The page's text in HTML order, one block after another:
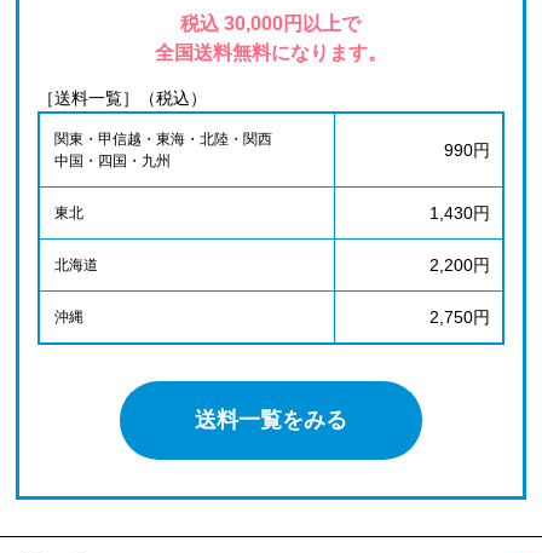
税込 30,000円以上で
全国送料無料になります。
［送料一覧］（税込）
関東・甲信越・東海・北陸・関西
中国・四国・九州
990円
東北 1,430円
北海道 2,200円
沖縄 2,750円
送料一覧をみる